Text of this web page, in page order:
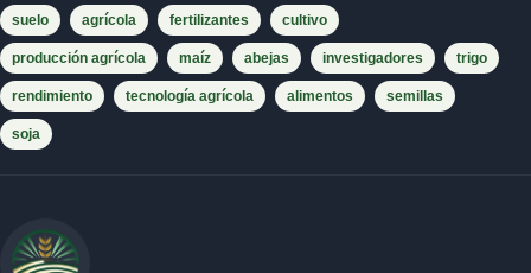
suelo agrícola fertilizantes cultivo
producción agrícola maíz abejas investigadores trigo
rendimiento tecnología agrícola alimentos semillas
soja